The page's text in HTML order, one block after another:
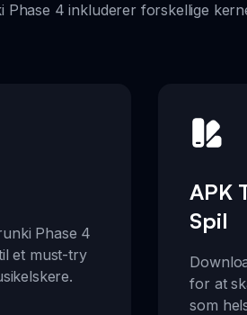
Phase 4 inkluderer forskellige
Phase 4
et must-try
APK
Spil
for at
som